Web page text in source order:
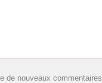
de nouveaux commentaires